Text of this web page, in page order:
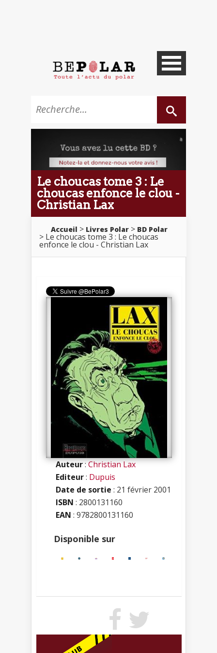
Le choucas tome 3 : Le
choucas enfonce le clou -
Christian Lax
Accueil Livres Polar BD Polar
Le choucas tome 3 : Le choucas
enfonce le clou - Christian Lax
Auteur:Christian Lax
Editeur: Dupuis
Date de sortie : 21 février 2001
ISBN : 2800131160
EAN : 9782800131160
Disponible sur